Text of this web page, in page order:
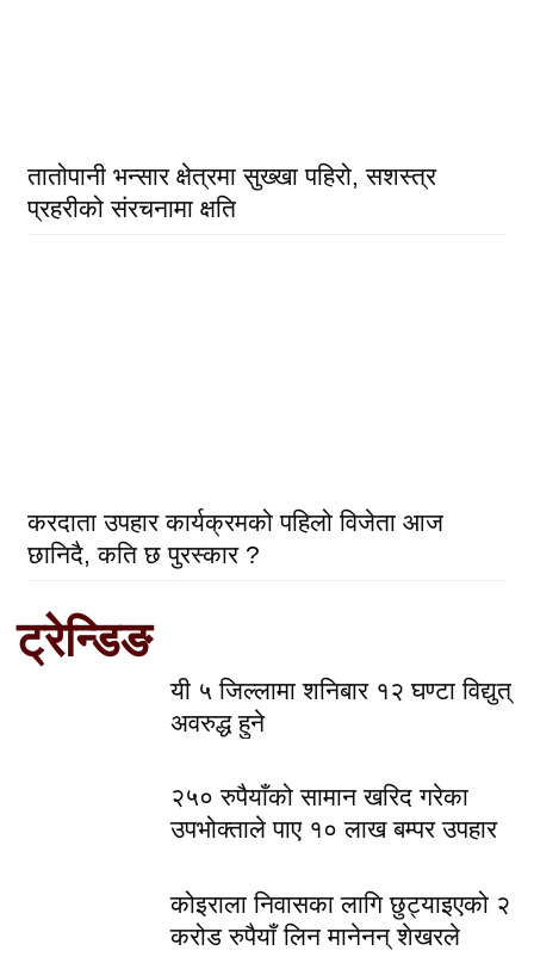
तातोपानी भन्सार क्षेत्रमा सुख्खा पहिरो, सशस्त्र
प्रहरीको संरचनामा क्षति
करदाता उपहार कार्यक्रमको पहिलो विजेता आज
छानिदै, कति छ पुरस्कार ?
ट्रेन्डिङ
यी ५ जिल्लामा शनिबार १२ घण्टा विद्युत्
अवरुद्ध हुने
२५० रुपैयाँको सामान खरिद गरेका
उपभोक्ताले पाए १० लाख बम्पर उपहार
कोइराला निवासका लागि छुट्याइएको २
करोड रुपैयाँ लिन मानेनन् शेखरले